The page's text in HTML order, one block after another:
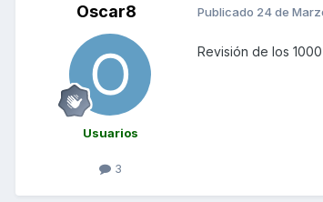
Oscar8
Usuarios
3
Publicado 24 de
Revisión de los